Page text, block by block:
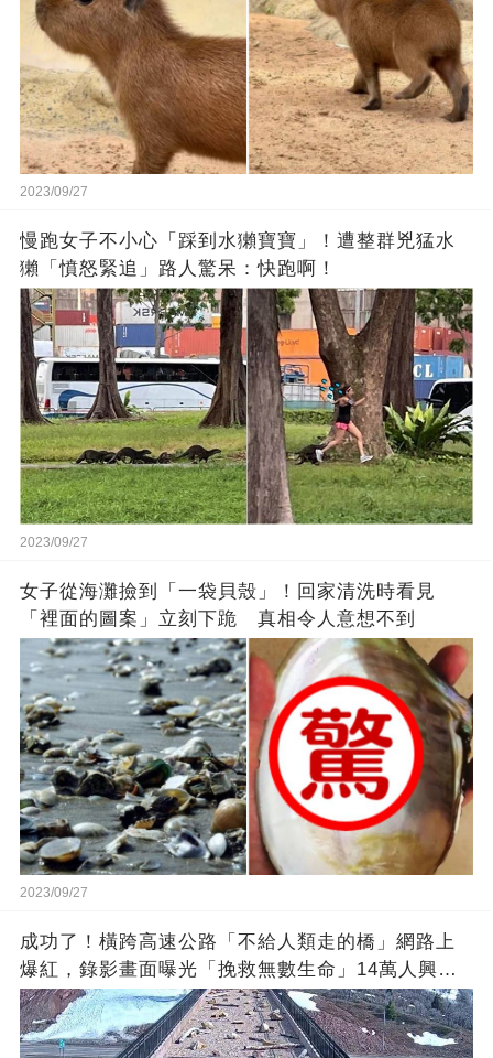
2023/09/27
慢跑女子不小心「踩到水獺寶寶」！遭整群兇猛水
獺「憤怒緊追」路人驚呆：快跑啊！
2023/09/27
女子從海灘撿到「一袋貝殼」！回家清洗時看見
「裡面的圖案」立刻下跪 真相令人意想不到
2023/09/27
成功了！橫跨高速公路「不給人類走的橋」網路上
爆紅，錄影畫面曝光「挽救無數生命」14萬人興奮
歡呼